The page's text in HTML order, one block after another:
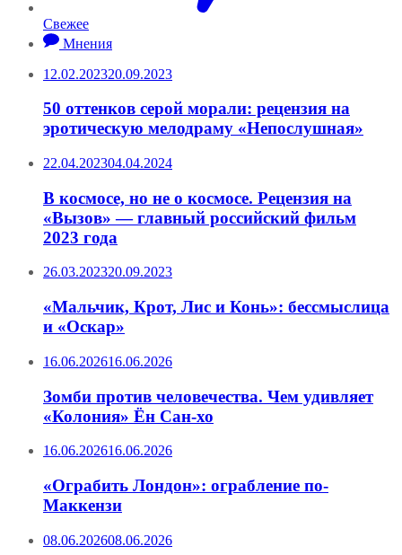
Свежее
Мнения
12.02.202320.09.2023
50 оттенков серой морали: рецензия на
эротическую мелодраму «Непослушная»
22.04.202304.04.2024
В космосе, но не о космосе. Рецензия на
«Вызов» — главный российский фильм
2023 года
26.03.202320.09.2023
«Мальчик, Крот, Лис и Конь»: бессмыслица
и «Оскар»
16.06.202616.06.2026
Зомби против человечества. Чем удивляет
«Колония» Ён Сан-хо
16.06.202616.06.2026
«Ограбить Лондон»: ограбление по-
Маккензи
08.06.202608.06.2026